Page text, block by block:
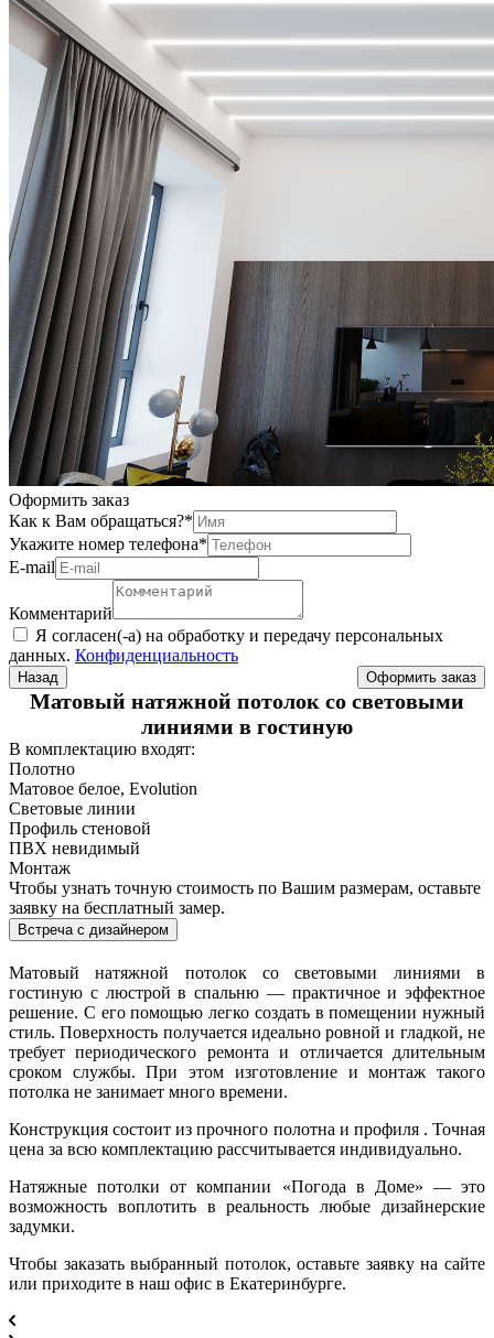
Оформить заказ
Как к Вам обращаться?*
Укажите номер телефона*
Е-mail
Комментарий
Я согласен(-а) на обработку и передачу персональных
данных. Конфиденциальность
Назад
Матовый натяжной потолок со световыми
линиями в гостиную
В комплектацию входят:
Полотно
Матовое белое, Evolution
Световые линии
Профиль стеновой
ПВХ невидимый
Монтаж
Чтобы узнать точную стоимость по Вашим размерам, оставьте
заявку на бесплатный замер.
Встреча с дизайнером
Матовый натяжной потолок со световыми линиями в
гостиную с люстрой в спальню — практичное и эффектное
решение. С его помощью легко создать в помещении нужный
стиль. Поверхность получается идеально ровной и гладкой, не
требует периодического ремонта и отличается длительным
сроком службы. При этом изготовление и монтаж такого
потолка не занимает много времени.
Конструкция состоит из прочного полотна и профиля . Точная
цена за всю комплектацию рассчитывается индивидуально.
Натяжные потолки от компании «Погода в Доме» — это
возможность воплотить в реальность любые дизайнерские
задумки.
Чтобы заказать выбранный потолок, оставьте заявку на сайте
или приходите в наш офис в Екатеринбурге.